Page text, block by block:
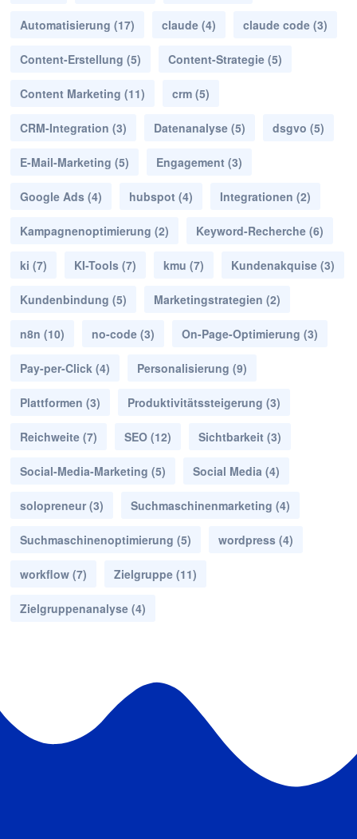
Automatisierung (17) claude (4) claude code (3)
Content-Erstellung (5) Content-Strategie (5)
Content Marketing (11) crm (5)
CRM-Integration (3) Datenanalyse (5) dsgvo (5)
E-Mail-Marketing (5) Engagement (3)
Google Ads (4) hubspot (4) Integrationen (2)
Kampagnenoptimierung (2) Keyword-Recherche (6)
ki (7) KI-Tools (7) kmu (7) Kundenakquise (3)
Kundenbindung (5) Marketingstrategien (2)
n8n (10) no-code (3) On-Page-Optimierung (3)
Pay-per-Click (4) Personalisierung (9)
Plattformen (3) Produktivitätssteigerung (3)
Reichweite (7) SEO (12) Sichtbarkeit (3)
Social-Media-Marketing (5) Social Media (4)
solopreneur (3) Suchmaschinenmarketing (4)
Suchmaschinenoptimierung (5) wordpress (4)
workflow (7) Zielgruppe (11)
Zielgruppenanalyse (4)